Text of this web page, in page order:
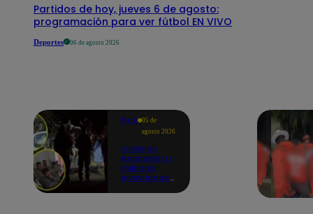
Partidos de hoy, jueves 6 de agosto:
programación para ver fútbol EN VIVO
Deportes 06 de agosto 2026
Perú
05 de
agosto 2026
Ordenan
excarcelar a
militares
investigados